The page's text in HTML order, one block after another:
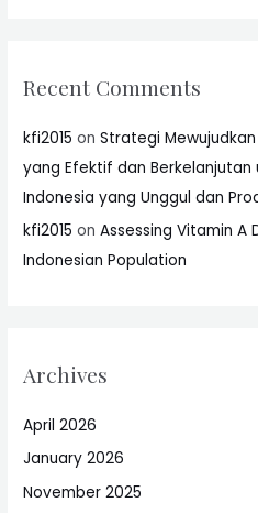
Recent Comments
kfi2015 onStrategi
yang Efektif dan Berkelanjutan
Indonesia yang Unggul dan
kfi2015 onAssessing Vitamin A
Indonesian Population
Archives
April 2026
January 2026
November 2025